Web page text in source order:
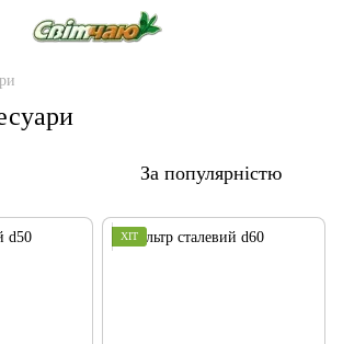
За популярністю
ХІТ